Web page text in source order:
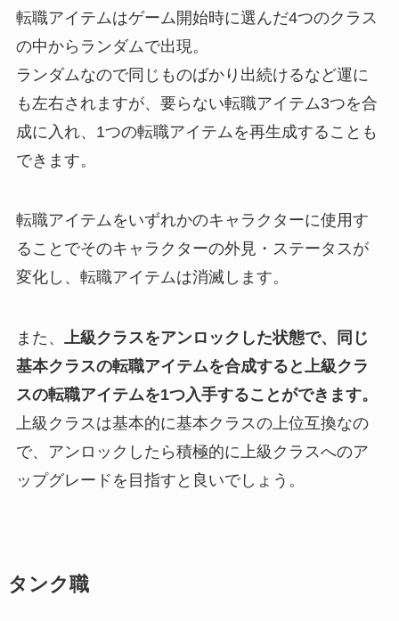
転職アイテムはゲーム開始時に選んだ4つのクラス
の中からランダムで出現。
ランダムなので同じものばかり出続けるなど運に
も左右されますが、 要らない転職アイテム3つを合
成に入れ、1つの転職アイテムを再生成することも
できます。
転職アイテムをいずれかのキャラクターに使用す
ることでそのキャラクターの外見・ステータスが
変化し、転職アイテムは消滅します。
また、 上級クラスをアンロックした状態で、同じ
基本クラスの転職アイテムを合成すると上級クラ
スの転職アイテムを1つ入手することができます。
上級クラスは基本的に基本クラスの上位互換なの
で、アンロックしたら積極的に上級クラスへのア
ップグレードを目指すと良いでしょう。
タンク職